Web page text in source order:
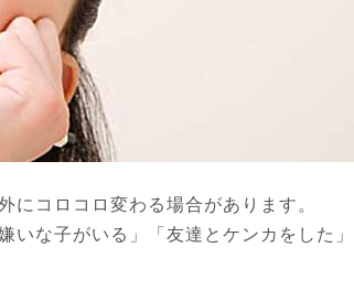
にコロコロ変わる場合があります。
いな子がいる」「友達とケンカをした」